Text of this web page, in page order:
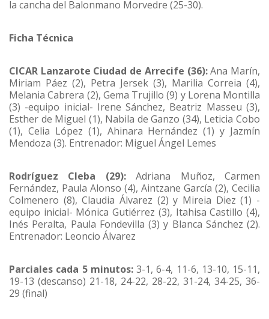
la cancha del Balonmano Morvedre (25-30).
Ficha Técnica
CICAR Lanzarote Ciudad de Arrecife (36):Ana Marín,
Miriam Páez (2), Petra Jersek (3), Marilia Correia (4),
Melania Cabrera (2), Gema Trujillo (9) y Lorena Montilla
(3) -equipo inicial- Irene Sánchez, Beatriz Masseu (3),
Esther de Miguel (1), Nabila de Ganzo (34), Leticia Cobo
(1), Celia López (1), Ahinara Hernández (1) y Jazmín
Mendoza (3). Entrenador: Miguel Ángel Lemes
Rodríguez Cleba (29):Adriana Muñoz, Carmen
Fernández, Paula Alonso (4), Aintzane García (2), Cecilia
Colmenero (8), Claudia Álvarez (2) y Mireia Diez (1) -
equipo inicial- Mónica Gutiérrez (3), Itahisa Castillo (4),
Inés Peralta, Paula Fondevilla (3) y Blanca Sánchez (2).
Entrenador: Leoncio Álvarez
Parciales cada 5 minutos: 3-1, 6-4, 11-6, 13-10, 15-11,
19-13 (descanso) 21-18, 24-22, 28-22, 31-24, 34-25, 36-
29 (final)